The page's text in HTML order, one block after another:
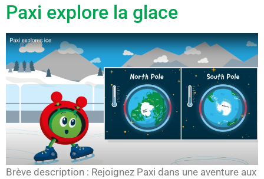
Paxi explore la glace
Brève description : Rejoignez Paxi dans une aventure aux